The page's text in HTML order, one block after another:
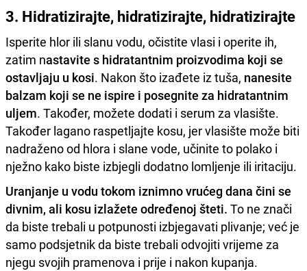
3. Hidratizirajte, hidratizirajte, hidratizirajte
Isperite hlor ili slanu vodu, očistite vlasi i operite ih,
zatim nastavite s hidratantnim proizvodima koji se
ostavljaju u kosi. Nakon što izađete iz tuša, nanesite
balzam koji se ne ispire i posegnite za hidratantnim
uljem. Također, možete dodati i serum za vlasište.
Također lagano raspetljajte kosu, jer vlasište može biti
nadraženo od hlora i slane vode, učinite to polako i
nježno kako biste izbjegli dodatno lomljenje ili iritaciju.
Uranjanje u vodu tokom iznimno vrućeg dana čini se
divnim, ali kosu izlažete određenoj šteti. To ne znači
da biste trebali u potpunosti izbjegavati plivanje; već je
samo podsjetnik da biste trebali odvojiti vrijeme za
njegu svojih pramenova i prije i nakon kupanja.